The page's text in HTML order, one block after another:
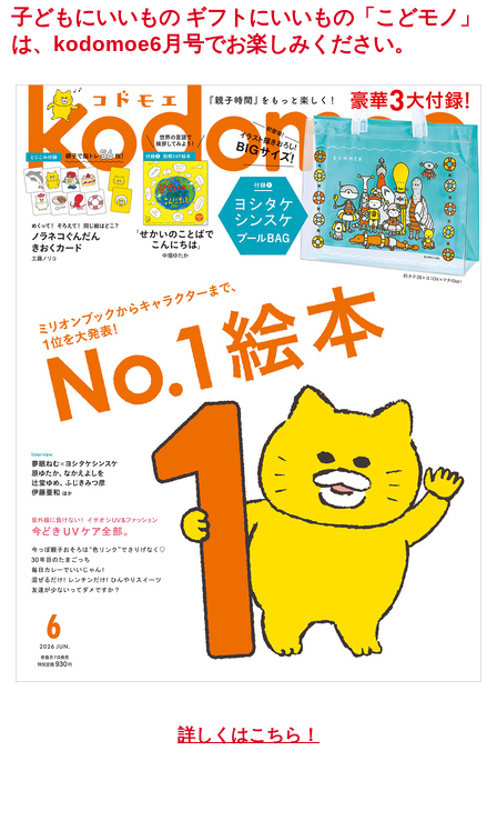
子どもにいいもの ギフトにいいもの「こどモノ」
は、kodomoe6月号でお楽しみください。
詳しくはこちら！